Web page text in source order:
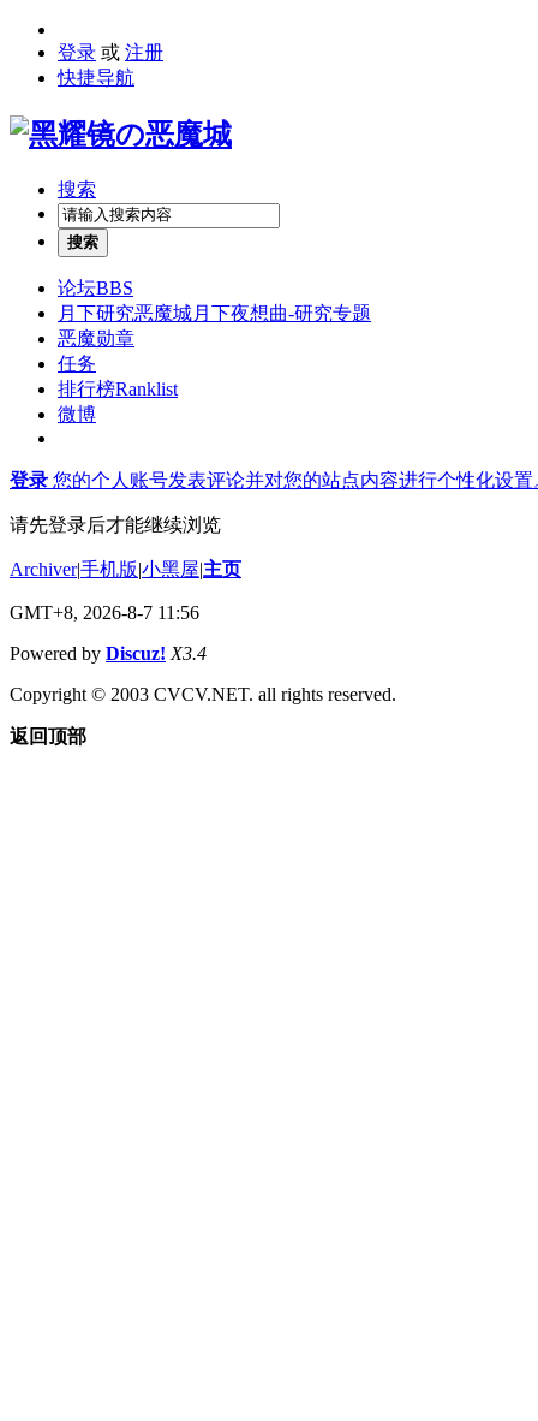
登录 或 注册
快捷导航
搜索
搜索
论坛BBS
月下研究恶魔城月下夜想曲-研究专题
恶魔勋章
任务
排行榜Ranklist
微博
登录 您的个人账号发表评论并对您的站点内容进行个性化设置
请先登录后才能继续浏览
Archiver|手机版|小黑屋|主页
GMT+8, 2026-8-7 11:56
Powered by Discuz! X3.4
Copyright © 2003 CVCV.NET. all rights reserved.
返回顶部